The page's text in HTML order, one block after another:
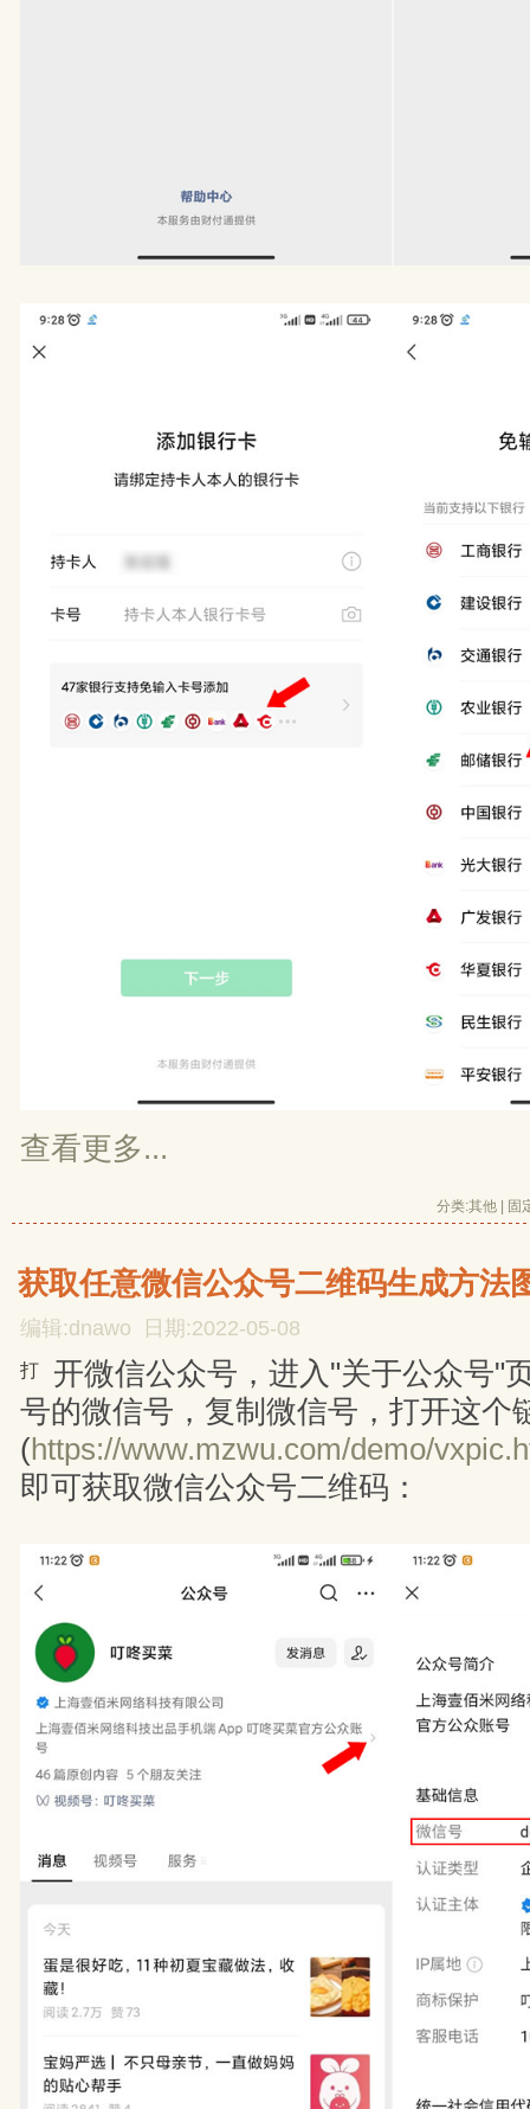
查看更多...
分类:其他 固
获取任意微信公众号二维码生成方法
编辑:dnawo 日期:2022-05-08
打
开微信公众号，进入"关于公众号"
号的微信号，复制微信号，打开这个
(https://www.mzwu.com/demo/
即可获取微信公众号二维码：